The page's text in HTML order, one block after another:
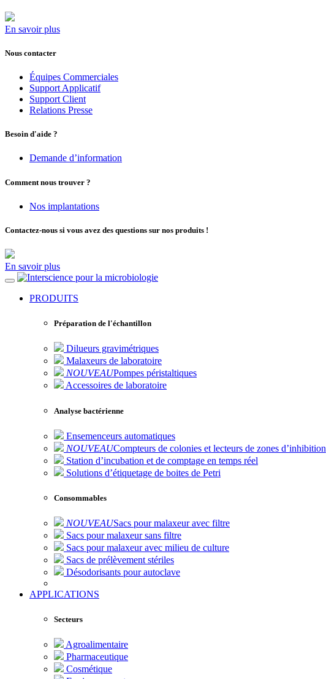
En savoir plus
Nous contacter
Équipes Commerciales
Support Applicatif
Support Client
Relations Presse
Besoin d'aide ?
Demande d’information
Comment nous trouver ?
Nos implantations
Contactez-nous si vous avez des questions sur nos produits !
En savoir plus
pour la microbiologie
PRODUITS
Préparation de l'échantillon
Dilueurs gravimétriques
Malaxeurs de laboratoire
NOUVEAUPompes péristaltiques
Accessoires de laboratoire
Analyse bactérienne
Ensemenceurs automatiques
NOUVEAUCompteurs de colonies et lecteurs de zones d’inhibition
Station d’incubation et de comptage en temps réel
Solutions d’étiquetage de boites de Petri
Consommables
NOUVEAUSacs pour malaxeur avec filtre
Sacs pour malaxeur sans filtre
Sacs pour malaxeur avec milieu de culture
Sacs de prélèvement stériles
Désodorisants pour autoclave
APPLICATIONS
Secteurs
Agroalimentaire
Pharmaceutique
Cosmétique